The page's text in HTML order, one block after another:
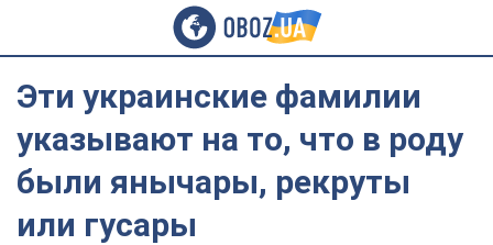
Эти украинские фамилии
указывают на то, что в роду
были янычары, рекруты
или гусары